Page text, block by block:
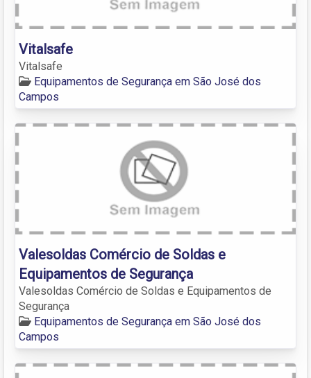
Vitalsafe
Vitalsafe
Equipamentos de Segurança em São José dos
Campos
Valesoldas Comércio de Soldas e
Equipamentos de Segurança
Valesoldas Comércio de Soldas e Equipamentos de
Segurança
Equipamentos de Segurança em São José dos
Campos